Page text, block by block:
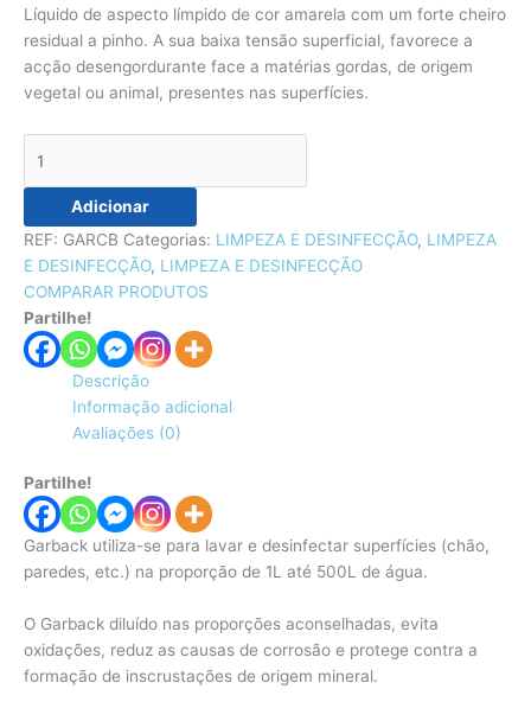
Líquido de aspecto límpido de cor amarela com um forte cheiro
residual a pinho. A sua baixa tensão superficial, favorece a
acção desengordurante face a matérias gordas, de origem
vegetal ou animal, presentes nas superfícies.
Adicionar
REF: GARCB Categorias: LIMPEZA E DESINFECÇÃO, LIMPEZA
E DESINFECÇÃO, LIMPEZA E DESINFECÇÃO
COMPARAR PRODUTOS
Partilhe!
Descrição
Informação adicional
Avaliações (0)
Partilhe!
Garback utiliza-se para lavar e desinfectar superfícies (chão,
paredes, etc.) na proporção de 1L até 500L de água.
O Garback diluído nas proporções aconselhadas, evita
oxidações, reduz as causas de corrosão e protege contra a
formação de inscrustações de origem mineral.